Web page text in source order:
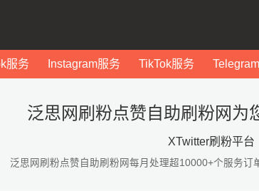
服务 Instagram服务 TikTok服务
泛思网刷粉点赞自助刷粉网为
XTwitter刷粉平台
泛思网刷粉点赞自助刷粉网每月处理超10000+个服务订